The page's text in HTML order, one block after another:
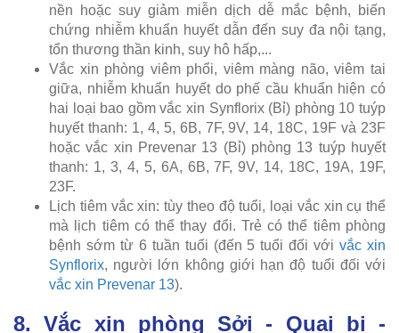
nền hoặc suy giảm miễn dịch dễ mắc bệnh, biến
chứng nhiễm khuẩn huyết dẫn đến suy đa nội tạng,
tổn thương thần kinh, suy hô hấp,...
Vắc xin phòng viêm phổi, viêm màng não, viêm tai
giữa, nhiễm khuẩn huyết do phế cầu khuẩn hiện có
hai loại bao gồm vắc xin Synflorix (Bỉ) phòng 10 tuýp
huyết thanh: 1, 4, 5, 6B, 7F, 9V, 14, 18C, 19F và 23F
hoặc vắc xin Prevenar 13 (Bỉ) phòng 13 tuýp huyết
thanh: 1, 3, 4, 5, 6A, 6B, 7F, 9V, 14, 18C, 19A, 19F,
23F.
Lịch tiêm vắc xin: tùy theo độ tuổi, loại vắc xin cụ thể
mà lịch tiêm có thể thay đổi. Trẻ có thể tiêm phòng
bệnh sớm từ 6 tuần tuổi (đến 5 tuổi đối vớivắc xin
Synflorix, người lớn không giới hạn độ tuổi đối với
vắc xin Prevenar 13).
8. Vắc xin phòng Sởi - Quai bị -